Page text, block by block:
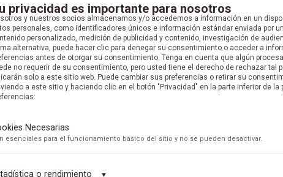
privacidad es importante para nosotros
y nuestros socios almacenamos y/o accedemos a información en un
personales, como identificadores únicos e información estándar enviada por
personalizado, medición de publicidad y contenido, investigación de
alternativa, puede hacer clic para denegar su consentimiento o acceder a
antes de otorgar su consentimiento. Tenga en cuenta que algún
no requerir de su consentimiento, pero usted tiene el derecho de rechazar tal
solo a este sitio web. Puede cambiar sus preferencias o retirar su
a este sitio y haciendo clic en el botón "Privacidad" en la parte inferior de la
Necesarias
esenciales para el funcionamiento básico del sitio y no se pueden desactivar.
o rendimiento ▼